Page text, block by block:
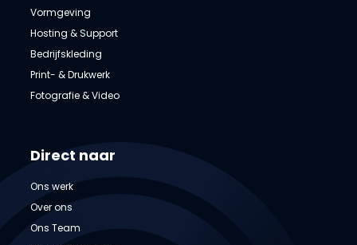
Vormgeving
Hosting & Support
Bedrijfskleding
Print- & Drukwerk
Fotografie & Video
Direct naar
Ons werk
Over ons
Ons Team